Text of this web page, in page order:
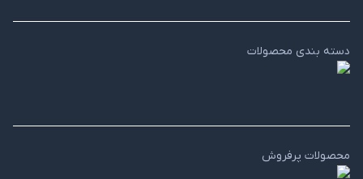
دسته بندی محصولات
محصولات پرفروش